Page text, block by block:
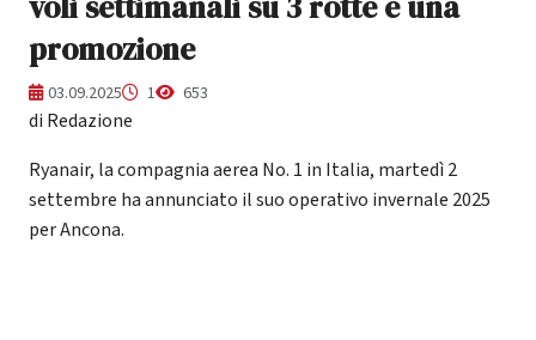
promozione
03.09.2025 1 653
di Redazione
Ryanair, la compagnia aerea No. 1 in Italia, martedì 2
settembre ha annunciato il suo operativo invernale 2025
per Ancona.